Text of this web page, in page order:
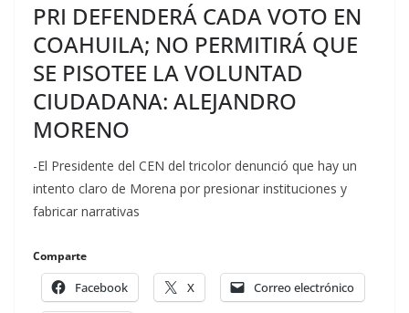
PRI DEFENDERÁ CADA VOTO EN
COAHUILA; NO PERMITIRÁ QUE
SE PISOTEE LA VOLUNTAD
CIUDADANA: ALEJANDRO
MORENO
-El Presidente del CEN del tricolor denunció que hay un
intento claro de Morena por presionar instituciones y
fabricar narrativas
Comparte
Facebook X Correo electrónico